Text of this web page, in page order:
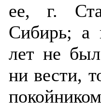
ее, г.
Сибирь; а
лет не
ни вести,